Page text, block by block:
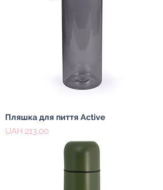
Пляшка для пиття Active
Price
UAH 213.00